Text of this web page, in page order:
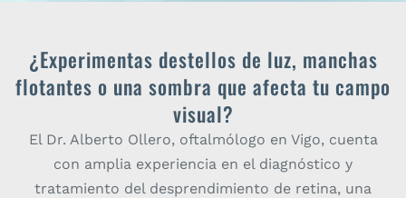
¿Experimentas destellos de luz, manchas
flotantes o una sombra que afecta tu campo
visual?
El Dr. Alberto Ollero, oftalmólogo en Vigo, cuenta
con amplia experiencia en el diagnóstico y
tratamiento del desprendimiento de retina, una